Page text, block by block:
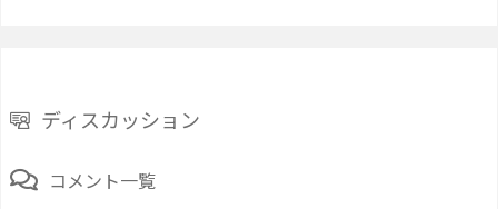
ディスカッション
コメント一覧